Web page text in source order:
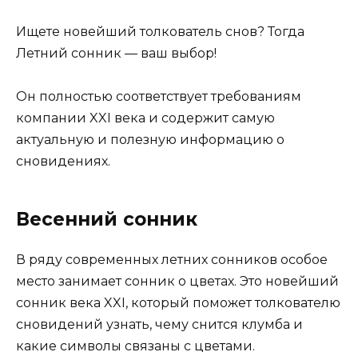
Ищете новейший толкователь снов? Тогда
Летний сонник — ваш выбор!
Он полностью соответствует требованиям
компании XXI века и содержит самую
актуальную и полезную информацию о
сновидениях.
Весенний сонник
В ряду современных летних сонников особое
место занимает сонник о цветах. Это новейший
сонник века XXI, который поможет толкователю
сновидений узнать, чему снится клумба и
какие символы связаны с цветами.